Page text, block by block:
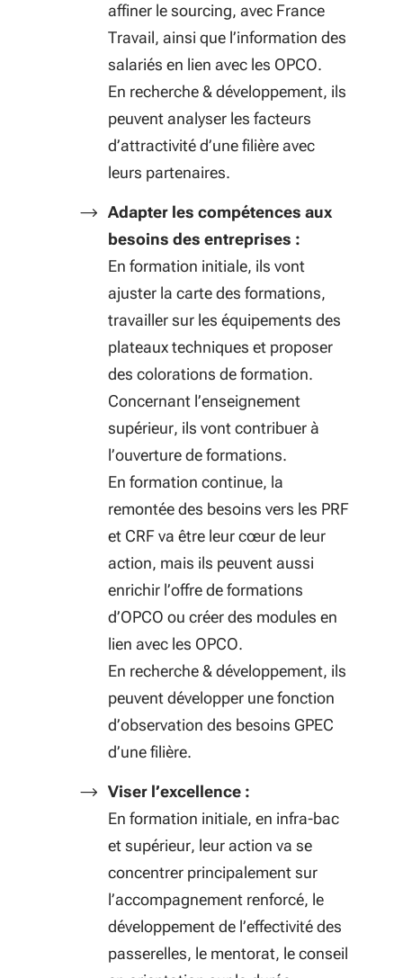
affiner le sourcing, avec France
Travail, ainsi que l’information des
salariés en lien avec les OPCO.
En recherche & développement, ils
peuvent analyser les facteurs
d’attractivité d’une filière avec
leurs partenaires.
Adapter les compétences aux
besoins des entreprises :
En formation initiale, ils vont
ajuster la carte des formations,
travailler sur les équipements des
plateaux techniques et proposer
des colorations de formation.
Concernant l’enseignement
supérieur, ils vont contribuer à
l’ouverture de formations.
En formation continue, la
remontée des besoins vers les PRF
et CRF va être leur cœur de leur
action, mais ils peuvent aussi
enrichir l’offre de formations
d’OPCO ou créer des modules en
lien avec les OPCO.
En recherche & développement, ils
peuvent développer une fonction
d’observation des besoins GPEC
d’une filière.
Viser l’excellence :
En formation initiale, en infra-bac
et supérieur, leur action va se
concentrer principalement sur
l’accompagnement renforcé, le
développement de l’effectivité des
passerelles, le mentorat, le conseil